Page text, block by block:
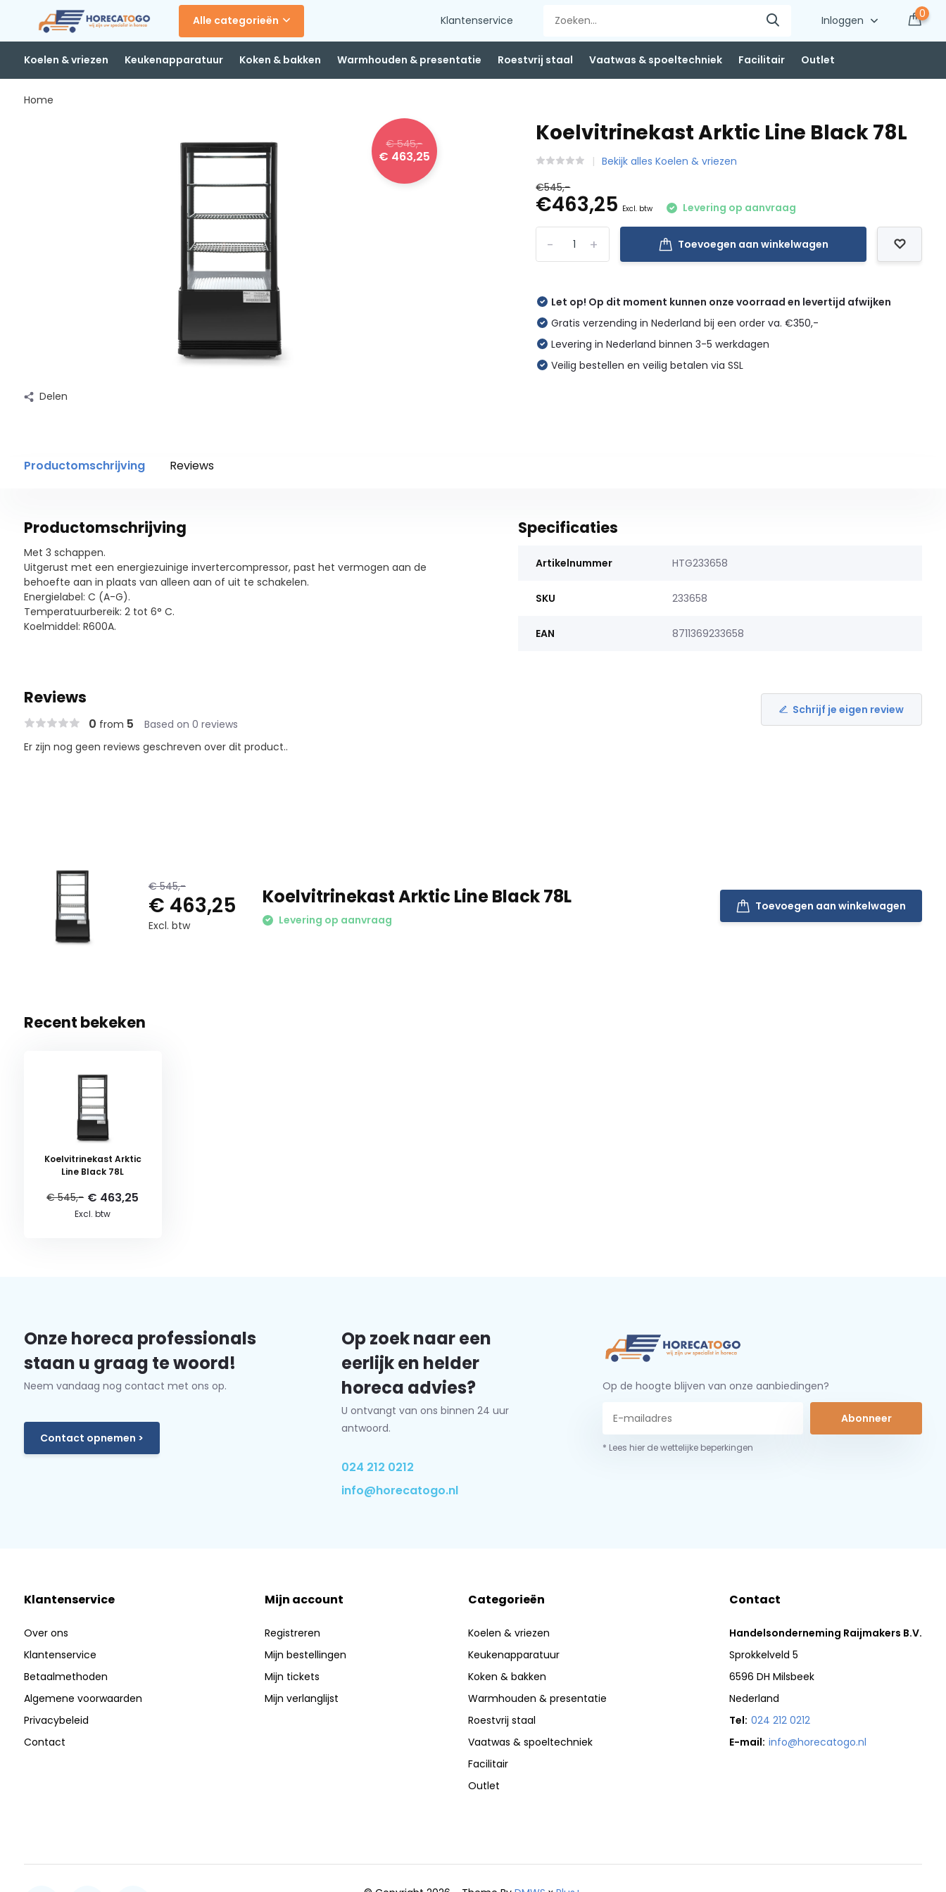
Alle categorieën Klantenservice Inloggen
0
Koelen & vriezen Keukenapparatuur Koken & bakken Warmhouden & presentatie Roestvrij staal Vaatwas & spoeltechniek Facilitair Outlet
Home
€ 545,-
€ 463,25
Delen
Koelvitrinekast Arktic Line Black 78L
Bekijk alles Koelen & vriezen
€545,-
€463,25 Excl. btw Levering op aanvraag
+
- Toevoegen aan winkelwagen
Let op! Op dit moment kunnen onze voorraad en levertijd afwijken
Gratis verzending in Nederland bij een order va. €350,-
Levering in Nederland binnen 3-5 werkdagen
Veilig bestellen en veilig betalen via SSL
Productomschrijving Reviews
Productomschrijving
Met 3 schappen.
Uitgerust met een energiezuinige invertercompressor, past het vermogen aan de
behoefte aan in plaats van alleen aan of uit te schakelen.
Energielabel: C (A-G).
Temperatuurbereik: 2 tot 6° C.
Koelmiddel: R600A.
Specificaties
Artikelnummer HTG233658
SKU 233658
EAN 8711369233658
Reviews
0 from 5 Based on 0 reviews
Schrijf je eigen review
Er zijn nog geen reviews geschreven over dit product..
€ 545,-
€ 463,25
Excl. btw
Koelvitrinekast Arktic Line Black 78L
Levering op aanvraag
Toevoegen aan winkelwagen
Recent bekeken
Koelvitrinekast Arktic
Line Black 78L
€ 545,- € 463,25
Excl. btw
Onze horeca professionals
staan u graag te woord!
Neem vandaag nog contact met ons op.
Contact opnemen >
Op zoek naar een
eerlijk en helder
horeca advies?
U ontvangt van ons binnen 24 uur
antwoord.
024 212 0212
info@horecatogo.nl
Op de hoogte blijven van onze aanbiedingen?
Abonneer
* Lees hier de wettelijke beperkingen
Klantenservice
Over ons
Klantenservice
Betaalmethoden
Algemene voorwaarden
Privacybeleid
Contact
Mijn account
Registreren
Mijn bestellingen
Mijn tickets
Mijn verlanglijst
Categorieën
Koelen & vriezen
Keukenapparatuur
Koken & bakken
Warmhouden & presentatie
Roestvrij staal
Vaatwas & spoeltechniek
Facilitair
Outlet
Contact
Handelsonderneming Raijmakers B.V.
Sprokkelveld 5
6596 DH Milsbeek
Nederland
Tel: 024 212 0212
E-mail: info@horecatogo.nl